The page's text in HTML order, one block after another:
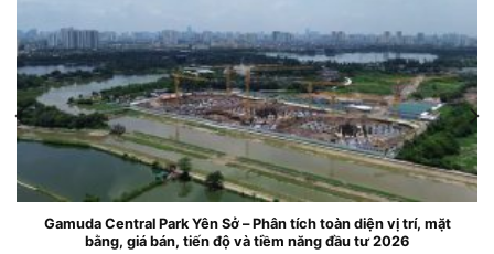
tích toàn diện vị trí, mặt
năng đầu tư 2026
Căn hộ chung cư Gamuda Central